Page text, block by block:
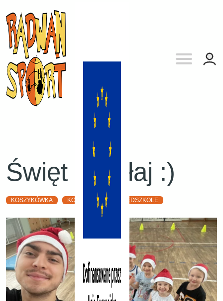
Święt Mikołaj :)
KOSZYKÓWKA KOSZYKARSKIE PRZEDSZKOLE